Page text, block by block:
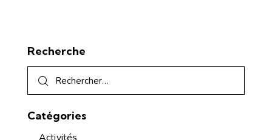
Recherche
Catégories